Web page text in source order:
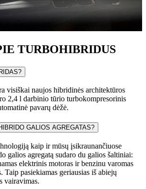
TURBOHIBRIDUS
visiškai naujos hibridinės architektūros
2,4 l darbinio tūrio turbokompresorinis
pavarų dėžė.
GALIOS AGREGATAS?
kaip ir mūsų įsikraunančiuose
galios agregatą sudaro du galios šaltiniai:
elektrinis motoras ir benzinu varomas
pasiekiamas geriausias iš abiejų
vairavimas.